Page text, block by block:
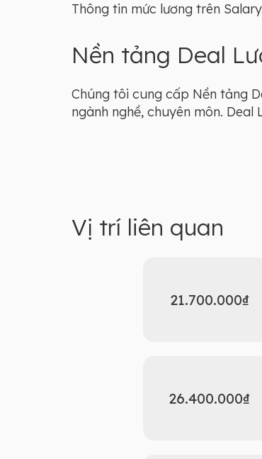
Thông tin mức lương trên
Nền tảng Deal
Chúng tôi cung cấp Nền tảng
ngành nghề, chuyên môn.
Vị trí liên quan
21.700.000₫
26.400.000₫